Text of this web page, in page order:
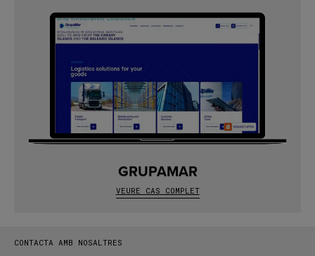
GRUPAMAR
VEURE CAS COMPLET
CONTACTA AMB NOSALTRES